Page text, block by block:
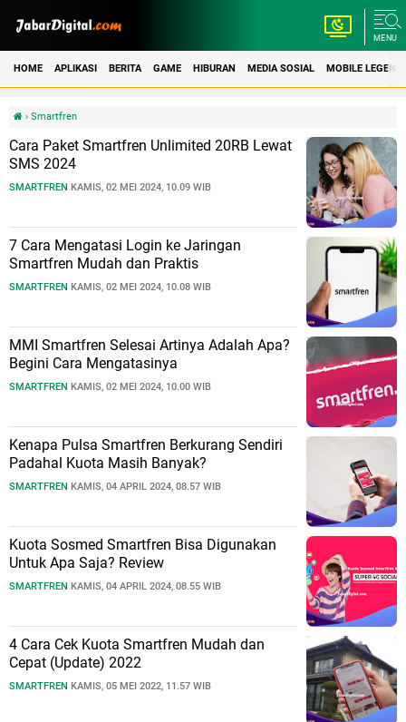
MENU
HOME APLIKASI BERITA GAME HIBURAN MEDIA SOSIAL MOBILE
› Smartfren
Cara Paket Smartfren Unlimited 20RB Lewat
SMS 2024
SMARTFREN KAMIS, 02 MEI 2024, 10.09 WIB
7 Cara Mengatasi Login ke Jaringan
Smartfren Mudah dan Praktis
SMARTFREN KAMIS, 02 MEI 2024, 10.08 WIB
MMI Smartfren Selesai Artinya Adalah Apa?
Begini Cara Mengatasinya
SMARTFREN KAMIS, 02 MEI 2024, 10.00 WIB
Kenapa Pulsa Smartfren Berkurang Sendiri
Padahal Kuota Masih Banyak?
SMARTFREN KAMIS, 04 APRIL 2024, 08.57 WIB
Kuota Sosmed Smartfren Bisa Digunakan
Untuk Apa Saja? Review
SMARTFREN KAMIS, 04 APRIL 2024, 08.55 WIB
4 Cara Cek Kuota Smartfren Mudah dan
Cepat (Update) 2022
SMARTFREN KAMIS, 05 MEI 2022, 11.57 WIB